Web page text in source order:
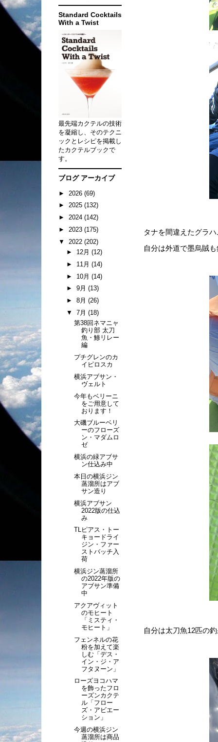
タナを間違えたグラ
自分は外道で墨烏賊
自分は太刀魚12匹の
Standard Cocktails
With a Twist
最先端カクテルの技術
を凝縮し、そのテクニ
ックとレシピを掲載し
たカクテルブックで
す。
ブログ アーカイブ
► 2026 (69)
► 2025 (132)
► 2024 (142)
► 2023 (175)
▼ 2022 (202)
► 12月 (12)
► 11月 (14)
► 10月 (14)
► 9月 (13)
► 8月 (26)
▼ 7月 (18)
第38回ネマニャ
釣り部 太刀
魚・鯵リレー
編
プチグレンのカ
イピロスカ
横浜アブサン・
ヴェルト
今年もベリーニ
をご用意して
おります！
大磯ブルーベリ
ーのフローズ
ン・マダムロ
ゼ
横浜の緑アブサ
ン仕込み中
本日の横浜ジン
蒸溜所はアブ
サン造り
横浜アブサン
2022版の仕込
み
TLピアス・トー
キョードライ
ジン・ファー
ストバッチ入
荷
横浜ジン蒸溜所
の2022年版の
アブサン準備
中
アクアヴィット
のモヒート
「ミスティ・
モヒート」
フェンネルの花
粉を加えて楽
しむ「デス・
イン・ジ・ア
フタヌーン」
ローズヨコハマ
を飾ったフロ
ーズンカクテ
ル「フロー
ズ・アビエー
ション」
今週の横浜ジン
蒸溜所は商品